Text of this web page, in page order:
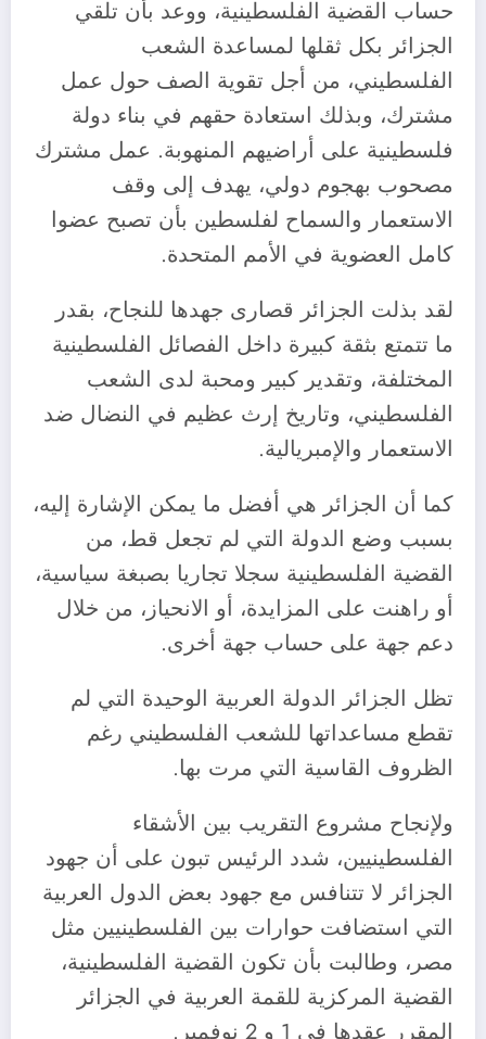
حساب القضية الفلسطينية، ووعد بأن تلقي
الجزائر بكل ثقلها لمساعدة الشعب
الفلسطيني، من أجل تقوية الصف حول عمل
مشترك، وبذلك استعادة حقهم في بناء دولة
فلسطينية على أراضيهم المنهوبة. عمل مشترك
مصحوب بهجوم دولي، يهدف إلى وقف
الاستعمار والسماح لفلسطين بأن تصبح عضوا
كامل العضوية في الأمم المتحدة.
لقد بذلت الجزائر قصارى جهدها للنجاح، بقدر
ما تتمتع بثقة كبيرة داخل الفصائل الفلسطينية
المختلفة، وتقدير كبير ومحبة لدى الشعب
الفلسطيني، وتاريخ إرث عظيم في النضال ضد
الاستعمار والإمبريالية.
كما أن الجزائر هي أفضل ما يمكن الإشارة إليه،
بسبب وضع الدولة التي لم تجعل قط، من
القضية الفلسطينية سجلا تجاريا بصبغة سياسية،
أو راهنت على المزايدة، أو الانحياز، من خلال
دعم جهة على حساب جهة أخرى.
تظل الجزائر الدولة العربية الوحيدة التي لم
تقطع مساعداتها للشعب الفلسطيني رغم
الظروف القاسية التي مرت بها.
ولإنجاح مشروع التقريب بين الأشقاء
الفلسطينيين، شدد الرئيس تبون على أن جهود
الجزائر لا تتنافس مع جهود بعض الدول العربية
التي استضافت حوارات بين الفلسطينيين مثل
مصر، وطالبت بأن تكون القضية الفلسطينية،
القضية المركزية للقمة العربية في الجزائر
المقرر عقدها في 1 و 2 نوفمبر.